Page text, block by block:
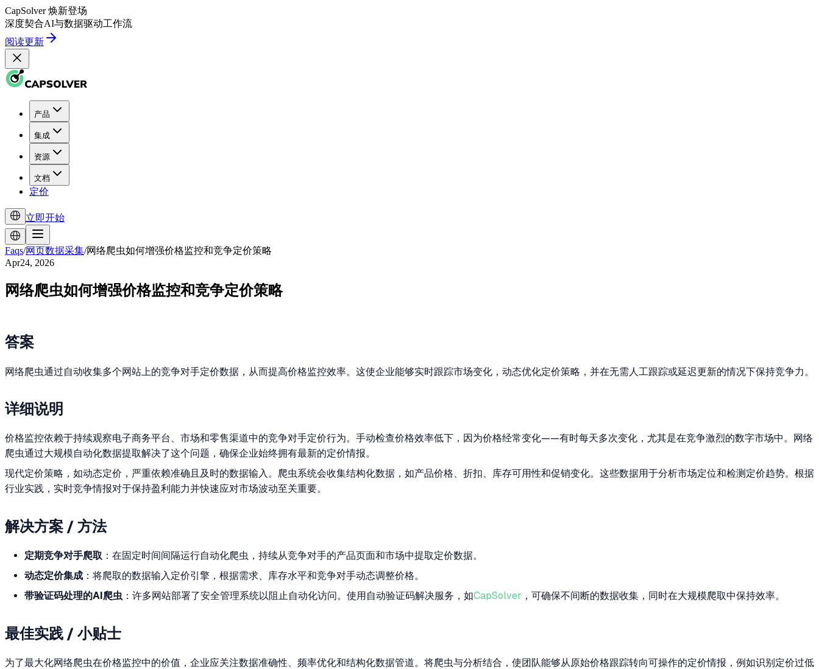
CapSolver 焕新登场
深度契合AI与数据驱动工作流
阅读更新
产品
集成
资源
文档
定价
立即开始
Faqs/网页数据采集/网络爬虫如何增强价格监控和竞争定价策略
Apr24, 2026
网络爬虫如何增强价格监控和竞争定价策略
答案
网络爬虫通过自动收集多个网站上的竞争对手定价数据，从而提高价格监控效率。这使企业能够实时跟踪市场变化，动态优化定价策略，并在无需人工跟踪或延迟更新的情况下保持竞争力。
详细说明
价格监控依赖于持续观察电子商务平台、市场和零售渠道中的竞争对手定价行为。手动检查价格效率低下，因为价格经常变化——有时每天多次变化，尤其是在竞争激烈的数字市场中。网络
爬虫通过大规模自动化数据提取解决了这个问题，确保企业始终拥有最新的定价情报。
现代定价策略，如动态定价，严重依赖准确且及时的数据输入。爬虫系统会收集结构化数据，如产品价格、折扣、库存可用性和促销变化。这些数据用于分析市场定位和检测定价趋势。根据
行业实践，实时竞争情报对于保持盈利能力并快速应对市场波动至关重要。
解决方案 / 方法
定期竞争对手爬取 ：在固定时间间隔运行自动化爬虫，持续从竞争对手的产品页面和市场中提取定价数据。
动态定价集成 ：将爬取的数据输入定价引擎，根据需求、库存水平和竞争对手动态调整价格。
带验证码处理的AI爬虫 ：许多网站部署了安全管理系统以阻止自动化访问。使用自动验证码解决服务，如CapSolver ，可确保不间断的数据收集，同时在大规模爬取中保持效率。
最佳实践 / 小贴士
为了最大化网络爬虫在价格监控中的价值，企业应关注数据准确性、频率优化和结构化数据管道。将爬虫与分析结合，使团队能够从原始价格跟踪转向可操作的定价情报，例如识别定价过低